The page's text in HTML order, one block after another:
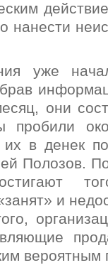
нанести
уже
они
пробили
в денек
Полозов.
и
вероятным